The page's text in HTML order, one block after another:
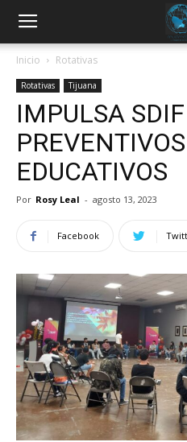
Inicio Rotativas
Rotativas Tijuana
IMPULSA
EDUCATIVOS
Por Rosy Leal - agosto 13, 2023
Facebook